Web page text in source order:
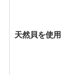
天然貝を使用